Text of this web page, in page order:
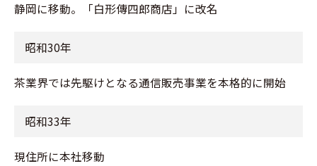
静岡に移動。「白形傳四郎商店」に改名
昭和30年
茶業界では先駆けとなる通信販売事業を本格的に開始
昭和33年
現住所に本社移動